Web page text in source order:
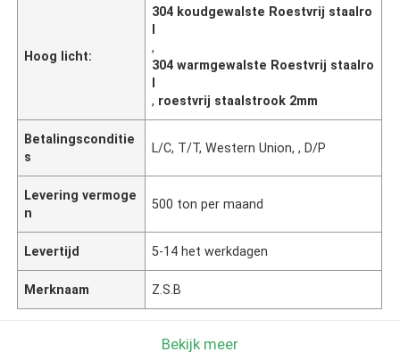
Hoog licht:
304 koudgewalste Roestvrij staalro
l
,
304 warmgewalste Roestvrij staalro
l
, roestvrij staalstrook 2mm
Betalingsconditie
s
L/C, T/T, Western Union, , D/P
Levering vermoge
n
500 ton per maand
Levertijd 5-14 het werkdagen
Merknaam Z.S.B
Bekijk meer